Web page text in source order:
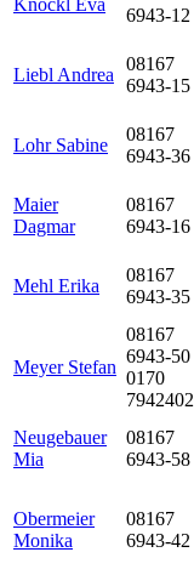
Knöckl Eva
6943-12
Liebl Andrea
08167
6943-15
Lohr Sabine
08167
6943-36
Maier
Dagmar
08167
6943-16
Mehl Erika
08167
6943-35
Meyer Stefan
08167
6943-50
0170
7942402
Neugebauer
Mia
08167
6943-58
Obermeier
Monika
08167
6943-42